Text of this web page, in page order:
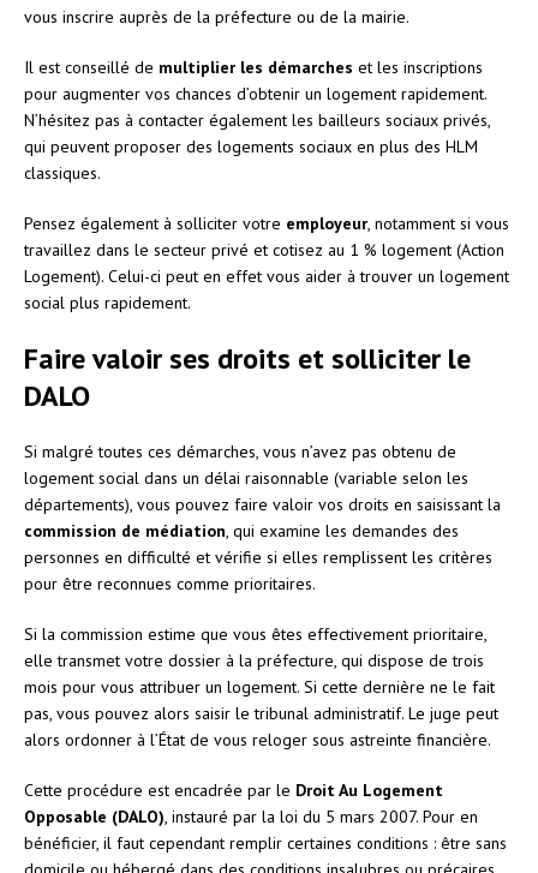
vous inscrire auprès de la préfecture ou de la mairie.
Il est conseillé de multiplier les démarches et les inscriptions
pour augmenter vos chances d’obtenir un logement rapidement.
N’hésitez pas à contacter également les bailleurs sociaux privés,
qui peuvent proposer des logements sociaux en plus des HLM
classiques.
Pensez également à solliciter votre employeur , notamment si vous
travaillez dans le secteur privé et cotisez au 1 % logement (Action
Logement). Celui-ci peut en effet vous aider à trouver un logement
social plus rapidement.
Faire valoir ses droits et solliciter le
DALO
Si malgré toutes ces démarches, vous n’avez pas obtenu de
logement social dans un délai raisonnable (variable selon les
départements), vous pouvez faire valoir vos droits en saisissant la
commission de médiation , qui examine les demandes des
personnes en difficulté et vérifie si elles remplissent les critères
pour être reconnues comme prioritaires.
Si la commission estime que vous êtes effectivement prioritaire,
elle transmet votre dossier à la préfecture, qui dispose de trois
mois pour vous attribuer un logement. Si cette dernière ne le fait
pas, vous pouvez alors saisir le tribunal administratif. Le juge peut
alors ordonner à l’État de vous reloger sous astreinte financière.
Cette procédure est encadrée par le Droit Au Logement
Opposable (DALO) , instauré par la loi du 5 mars 2007. Pour en
bénéficier, il faut cependant remplir certaines conditions : être sans